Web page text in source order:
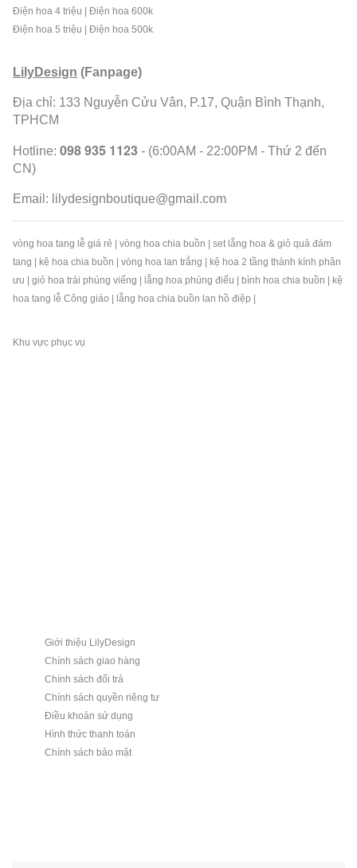
Điện hoa 4 triệu
Điện hoa 600k
Điện hoa 5 triệu
Điện hoa 500k
LilyDesign (Fanpage)
Địa chỉ: 133 Nguyễn Cửu Vân, P.17, Quận Bình Thạnh,
TPHCM
Hotline: 098 935 1123 - (6:00AM - 22:00PM - Thứ 2 đến
CN)
Email: lilydesignboutique@gmail.com
vòng hoa tang lễ giá rẻ vòng hoa chia buồn
set lẵng hoa & giỏ quả đám
tang
kệ hoa chia buồn vòng hoa lan trắng
kệ hoa 2 tầng thành kính phân
ưu
giỏ hoa trái phúng viếng lẵng hoa phúng điếu bình hoa chia buồn
kệ
hoa tang lễ Công giáo
lẵng hoa chia buồn lan hồ điệp
Khu vực phục vụ
Giới thiệu LilyDesign
Chính sách giao hàng
Chính sách đổi trả
Chính sách quyền riêng tư
Điều khoản sử dụng
Hình thức thanh toán
Chính sách bảo mật